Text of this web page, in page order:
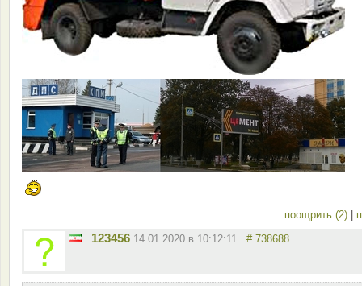
поощрить (2)
123456 14.01.2020 в 10:12:11 # 738688